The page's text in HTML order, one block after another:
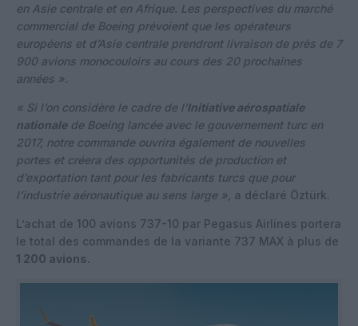
en Asie centrale et en Afrique. Les perspectives du marché
commercial de Boeing prévoient que les opérateurs
européens et d’Asie centrale prendront livraison de près de 7
900 avions monocouloirs au cours des 20 prochaines
années ».
« Si l’on considère le cadre de l’Initiative aérospatiale
nationalede Boeing lancée avec le gouvernement turc en
2017, notre commande ouvrira également de nouvelles
portes et créera des opportunités de production et
d’exportation tant pour les fabricants turcs que pour
l’industrie aéronautique au sens large », a déclaré Öztürk.
L’achat de 100 avions 737-10 par Pegasus Airlines portera
le total des commandes de la variante 737 MAX à plus de
1 200 avions.